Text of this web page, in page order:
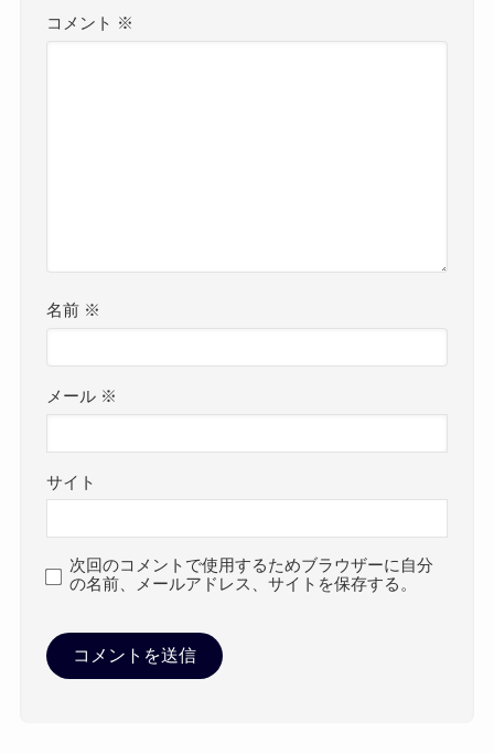
コメント ※
名前 ※
メール ※
サイト
次回のコメントで使用するためブラウザーに自分
の名前、メールアドレス、サイトを保存する。